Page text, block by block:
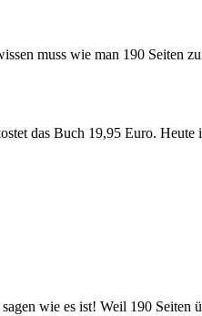
muss wie man 190 Seiten
das Buch 19,95 Euro. Heute
wie es ist! Weil 190